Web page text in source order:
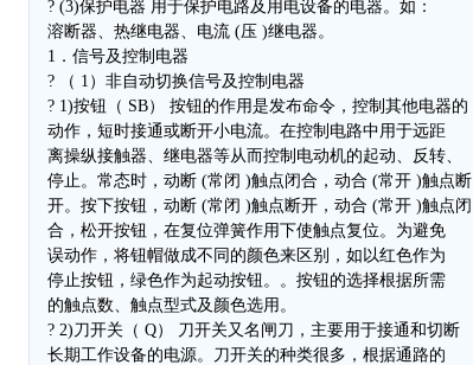
? (3)保护电器 用于保护电路及用电设备的电器。如：
溶断器、热继电器、电流 (压 )继电器。
1．信号及控制电器
? （ 1）非自动切换信号及控制电器
? 1)按钮（ SB） 按钮的作用是发布命令，控制其他电器的
动作，短时接通或断开小电流。在控制电路中用于远距
离操纵接触器、继电器等从而控制电动机的起动、反转、
停止。常态时，动断 (常闭 )触点闭合，动合 (常开 )触点断
开。按下按钮，动断 (常闭 )触点断开，动合 (常开 )触点闭
合，松开按钮，在复位弹簧作用下使触点复位。为避免
误动作，将钮帽做成不同的颜色来区别，如以红色作为
停止按钮，绿色作为起动按钮。。按钮的选择根据所需
的触点数、触点型式及颜色选用。
? 2)刀开关（ Q） 刀开关又名闸刀，主要用于接通和切断
长期工作设备的电源。刀开关的种类很多，根据通路的